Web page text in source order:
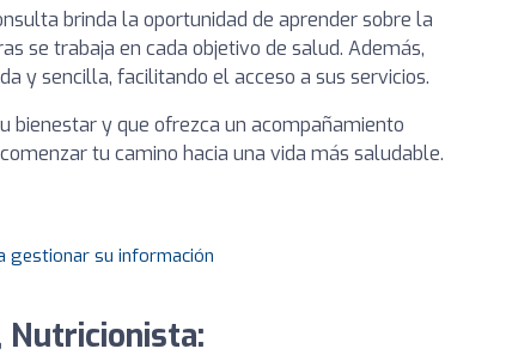
brinda la oportunidad de aprender sobre la
se trabaja en cada objetivo de salud. Además,
y sencilla, facilitando el acceso a sus servicios.
bienestar y que ofrezca un acompañamiento
tu camino hacia una vida más saludable.
gestionar su información
Nutricionista: